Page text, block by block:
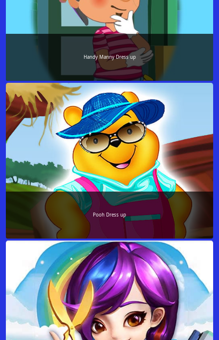
Handy Manny Dress up
Pooh Dress up